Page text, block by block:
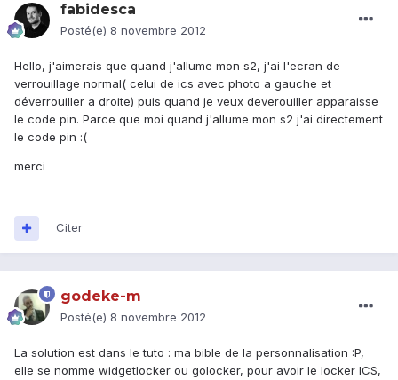
fabidesca
Posté(e) 8 novembre 2012
Hello, j'aimerais que quand j'allume mon s2, j'ai l'ecran de
verrouillage normal( celui de ics avec photo a gauche et
déverrouiller a droite) puis quand je veux deverouiller apparaisse
le code pin. Parce que moi quand j'allume mon s2 j'ai directement
le code pin :(
merci
Citer
godeke-m
Posté(e) 8 novembre 2012
La solution est dans le tuto : ma bible de la personnalisation :P,
elle se nomme widgetlocker ou golocker, pour avoir le locker ICS,